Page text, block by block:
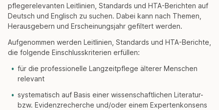
pflegerelevanten Leitlinien, Standards und HTA-Berichten auf
Deutsch und Englisch zu suchen. Dabei kann nach Themen,
Herausgebern und Erscheinungsjahr gefiltert werden.
Aufgenommen werden Leitlinien, Standards und HTA-Berichte,
die folgende Einschlusskriterien erfüllen:
für die professionelle Langzeitpflege älterer Menschen
relevant
systematisch auf Basis einer wissenschaftlichen Literatur-
bzw. Evidenzrecherche und/oder einem Expertenkonsens